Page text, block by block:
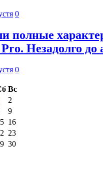
0
полные
Незадолго до
0
Вс
2
9
16
23
30